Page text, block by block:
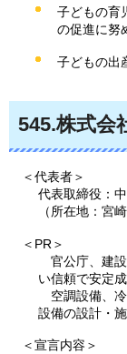
子どもの育
の促進に努
子どもの出
545.株式会
＜代表者＞
代表取締役：
（所在地：宮崎
＜PR＞
官公庁、建
い信頼で安定
空調設備、
設備の設計・
＜宣言内容＞